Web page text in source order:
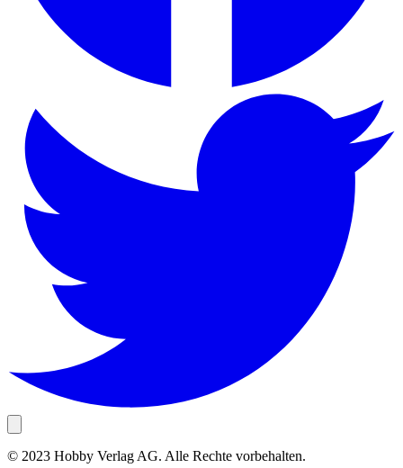
© 2023 Hobby Verlag AG. Alle Rechte vorbehalten.